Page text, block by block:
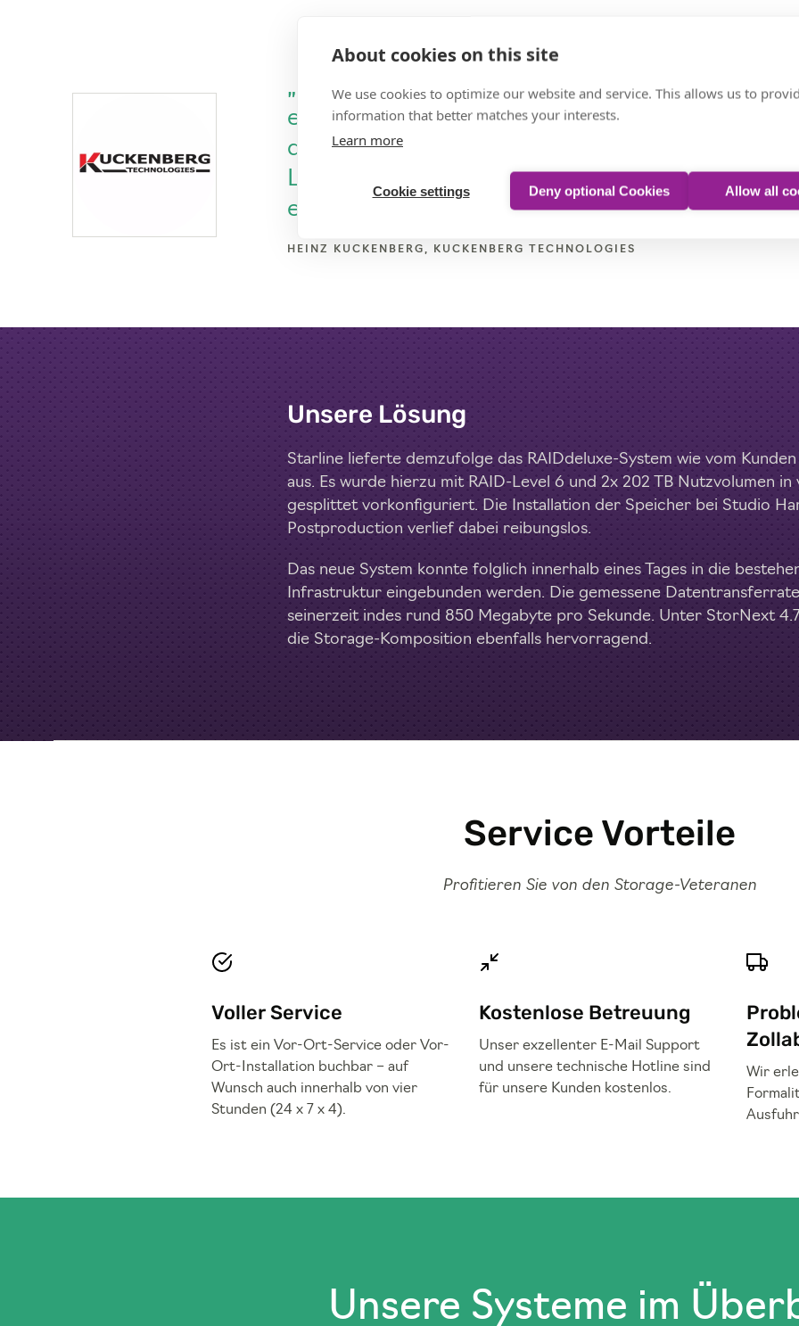
„Überzeugt hat die Flexibilität des RAIDdeluxe,
einfache Studio-Integration in das vorhandene
der sehr vernünftige Preis für die gebotene
Leistungsfähigkeit in Verbindung mit der
exzellenten technischen Unterstützung durch
HEINZ KUCKENBERG, KUCKENBERG TECHNOLOGIES
Unsere Lösung
Starline lieferte demzufolge das RAIDdeluxe-System wie vom
aus. Es wurde hierzu mit RAID-Level 6 und 2x 202 TB Nutzvolumen in
gesplittet vorkonfiguriert. Die Installation der Speicher bei Studio
Postproduction verlief dabei reibungslos.
Das neue System konnte folglich innerhalb eines Tages in die
Infrastruktur eingebunden werden. Die gemessene
seinerzeit indes rund 850 Megabyte pro Sekunde. Unter StorNext
die Storage-Komposition ebenfalls hervorragend.
Service Vorteile
Profitieren Sie von den Storage-Veteranen
Voller Service
Es ist ein Vor-Ort-Service oder Vor-
Ort-Installation buchbar – auf
Wunsch auch innerhalb von vier
Stunden (24 x 7 x 4).
Kostenlose Betreuung
Unser exzellenter E-Mail Support
und unsere technische Hotline sind
für unsere Kunden kostenlos.
Wir
Unsere Systeme im
About cookies on this site
We use cookies to optimize our website and service. This allows us to
information that better matches your interests.
Learn more
Cookie settings Deny optional Cookies Allow all